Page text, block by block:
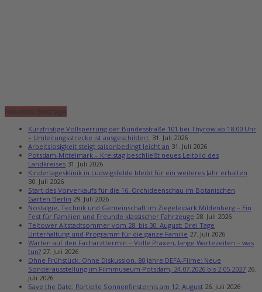
Neueste Beiträge
Kurzfristige Vollsperrung der Bundesstraße 101 bei Thyrow ab 18:00 Uhr
– Umleitungsstrecke ist ausgeschildert 31. Juli 2026
Arbeitslosigkeit steigt saisonbedingt leicht an 31. Juli 2026
Potsdam-Mittelmark – Kreistag beschließt neues Leitbild des
Landkreises 31. Juli 2026
Kindertagesklinik in Ludwigsfelde bleibt für ein weiteres Jahr erhalten
30. Juli 2026
Start des Vorverkaufs für die 16. Orchideenschau im Botanischen
Garten Berlin 29. Juli 2026
Nostalgie, Technik und Gemeinschaft im Ziegeleipark Mildenberg – Ein
Fest für Familien und Freunde klassischer Fahrzeuge 28. Juli 2026
Teltower Altstadtsommer vom 28. bis 30. August: Drei Tage
Unterhaltung und Programm für die ganze Familie 27. Juli 2026
Warten auf den Facharzttermin – Volle Praxen, lange Wartezeiten – was
tun? 27. Juli 2026
Ohne Frühstück. Ohne Diskussion. 80 Jahre DEFA-Filme: Neue
Sonderausstellung im Filmmuseum Potsdam, 24.07.2026 bis 2.05.2027 26.
Juli 2026
Save the Date: Partielle Sonnenfinsternis am 12. August 26. Juli 2026